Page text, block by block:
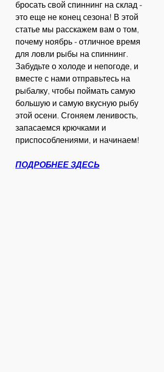
бросать свой спиннинг на склад -
это еще не конец сезона! В этой
статье мы расскажем вам о том,
почему ноябрь - отличное время
для ловли рыбы на спиннинг.
Забудьте о холоде и непогоде, и
вместе с нами отправьтесь на
рыбалку, чтобы поймать самую
большую и самую вкусную рыбу
этой осени. Сгоняем ленивость,
запасаемся крючками и
приспособлениями, и начинаем!
ПОДРОБНЕЕ ЗДЕСЬ